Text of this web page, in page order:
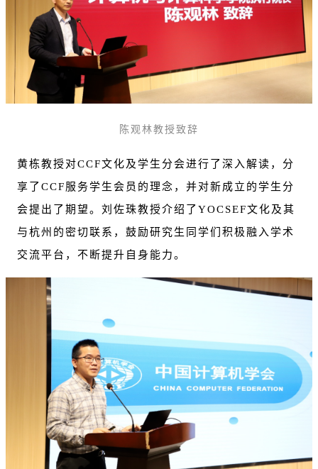
陈观林教授致辞
黄栋教授对CCF文化及学生分会进行了深入解读，分
享了CCF服务学生会员的理念，并对新成立的学生分
会提出了期望。刘佐珠教授介绍了YOCSEF文化及其
与杭州的密切联系，鼓励研究生同学们积极融入学术
交流平台，不断提升自身能力。